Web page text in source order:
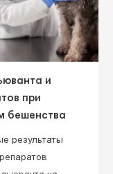
и
при
бешенства
результаты